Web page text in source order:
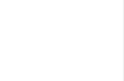
Онцгой
гүйцэтгэж
харваач цэц